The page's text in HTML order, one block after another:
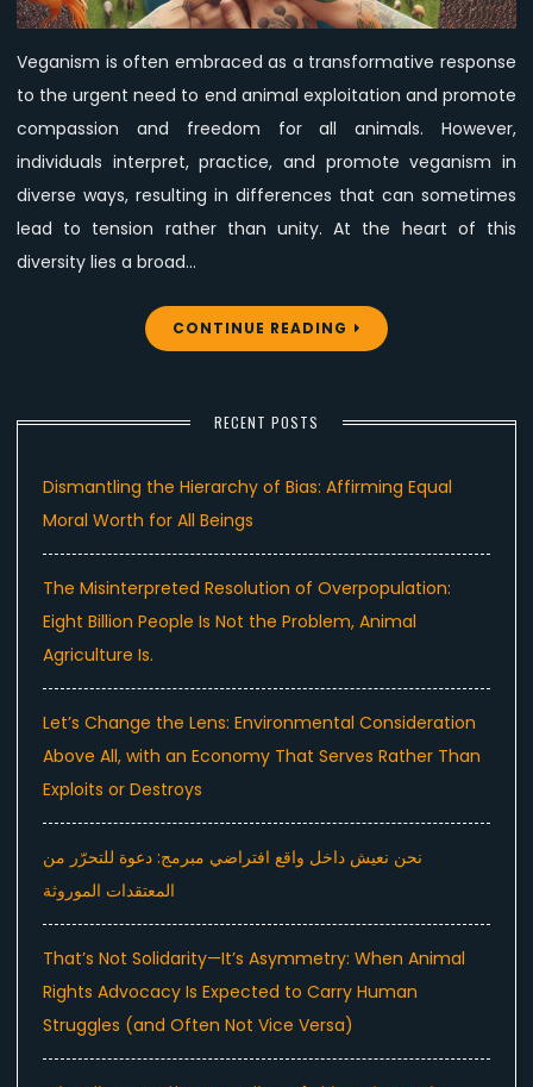
Veganism is often embraced as a transformative response
to the urgent need to end animal exploitation and promote
compassion and freedom for all animals. However,
individuals interpret, practice, and promote veganism in
diverse ways, resulting in differences that can sometimes
lead to tension rather than unity. At the heart of this
diversity lies a broad…
CONTINUE READING
RECENT POSTS
Dismantling the Hierarchy of Bias: Affirming Equal
Moral Worth for All Beings
The Misinterpreted Resolution of Overpopulation:
Eight Billion People Is Not the Problem, Animal
Agriculture Is.
Let’s Change the Lens: Environmental Consideration
Above All, with an Economy That Serves Rather Than
Exploits or Destroys
نحن نعيش داخل واقع افتراضي مبرمج: دعوة للتحرّر من
المعتقدات الموروثة
That’s Not Solidarity—It’s Asymmetry: When Animal
Rights Advocacy Is Expected to Carry Human
Struggles (and Often Not Vice Versa)